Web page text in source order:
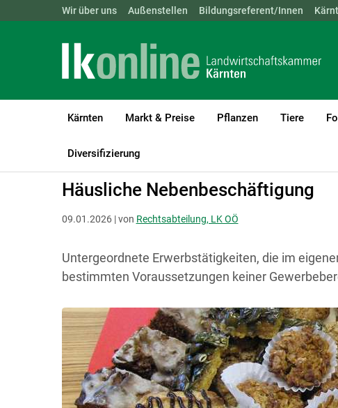
Landwirtschaftskammern: ÖSTERREICH BGLD KTN NÖ
Wir über uns Außenstellen Bildungsreferent/Innen
Kärnten Markt & Preise Pflanzen Tiere
Diversifizierung
LK Kärnten Recht & Steuer
Häusliche Nebenbeschäftigung
09.01.2026 | von Rechtsabteilung, LK OÖ
Untergeordnete Erwerbstätigkeiten, die im
bestimmten Voraussetzungen keiner